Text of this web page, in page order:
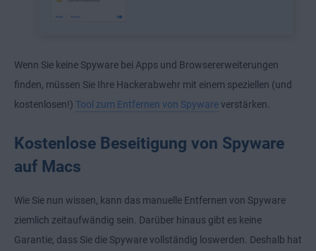
Wenn Sie keine Spyware bei Apps und Browsererweiterungen
finden, müssen Sie Ihre Hackerabwehr mit einem speziellen (und
kostenlosen!) Tool zum Entfernen von Spywareverstärken.
Kostenlose Beseitigung von Spyware
auf Macs
Wie Sie nun wissen, kann das manuelle Entfernen von Spyware
ziemlich zeitaufwändig sein. Darüber hinaus gibt es keine
Garantie, dass Sie die Spyware vollständig loswerden. Deshalb hat